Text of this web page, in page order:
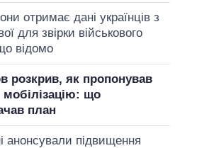
отримає дані українців з
для звірки військового
відомо
розкрив, як пропонував
мобілізацію: що
план
анонсували підвищення